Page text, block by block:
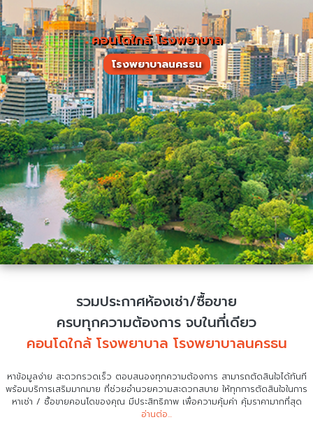
คอนโดใกล้ โรงพยาบาล
โรงพยาบาลนครธน
รวมประกาศห้องเช่า/ซื้อขาย
ครบทุกความต้องการ จบในที่เดียว
คอนโดใกล้ โรงพยาบาล โรงพยาบาลนครธน
หาข้อมูลง่าย สะดวกรวดเร็ว ตอบสนองทุกความต้องการ สามารถตัดสินใจได้ทันที
พร้อมบริการเสริมมากมาย ที่ช่วยอำนวยความสะดวกสบาย ให้ทุกการตัดสินใจในการ
หาเช่า / ซื้อขายคอนโดของคุณ มีประสิทธิภาพ เพื่อความคุ้มค่า คุ้มราคามากที่สุด
อ่านต่อ...